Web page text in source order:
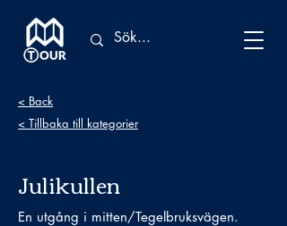
< Back
< Tillbaka till kategorier
Julikullen
En utgång i mitten/Tegelbruksvägen.